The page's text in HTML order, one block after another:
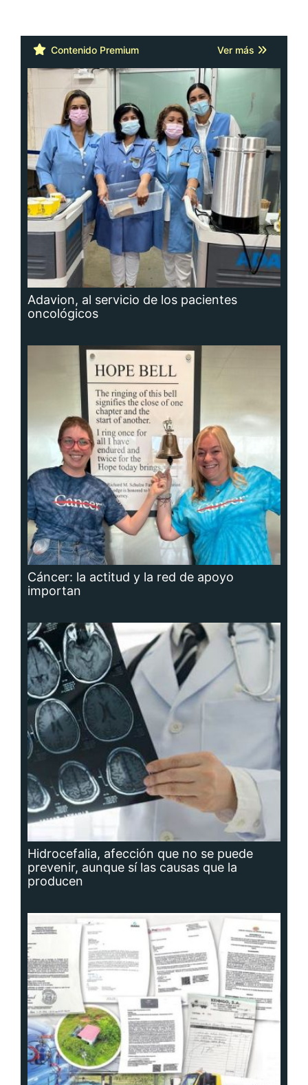
Contenido Premium Ver más
Adavion, al servicio de los pacientes
oncológicos
Cáncer: la actitud y la red de apoyo
importan
Hidrocefalia, afección que no se puede
prevenir, aunque sí las causas que la
producen